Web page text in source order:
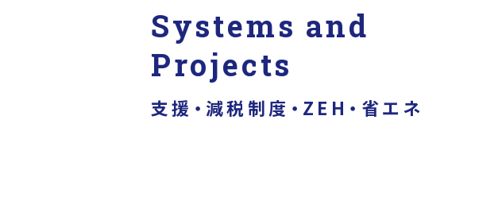
Systems and
Projects
支援・減税制度・ZEH・省エネ